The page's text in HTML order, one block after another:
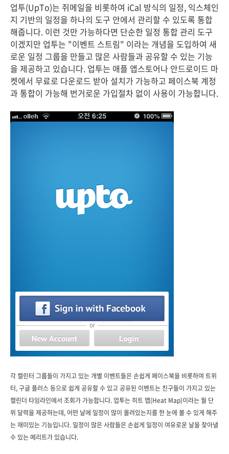
업투(UpTo)는 쥐메일을 비롯하여 iCal 방식의 일정, 익스체인
지 기반의 일정을 하나의 도구 안에서 관리할 수 있도록 통합
해줍니다. 이런 것만 가능하다면 단순한 일정 통합 관리 도구
이겠지만 업투는 "이벤트 스트림" 이라는 개념을 도입하여 새
로운 일정 그룹을 만들고 많은 사람들과 공유할 수 있는 기능
을 제공하고 있습니다. 업투는 애플 앱스토어나 안드로이드 마
켓에서 무료로 다운로드 받아 설치가 가능하고 페이스북 계정
과 통합이 가능해 번거로운 가입절차 없이 사용이 가능합니다.
각 캘린터 그룹들이 가지고 있는 개별 이벤트들은 손쉽게 페이스북을 비롯하여 트위
터, 구글 플러스 등으로 쉽게 공유할 수 있고 공유된 이벤트는 친구들이 가지고 있는
캘린더 타임라인에서 조회가 가능합니다. 업투는 히트 맵(Heat Map)이라는 월 단
위 달력을 제공하는데, 어떤 날에 일정이 많이 몰려있는지를 한 눈에 볼 수 있게 해주
는 재미있는 기능입니다. 일정이 많은 사람들은 손쉽게 일정이 여유로운 날을 찾아낼
수 있는 메리트가 있습니다.